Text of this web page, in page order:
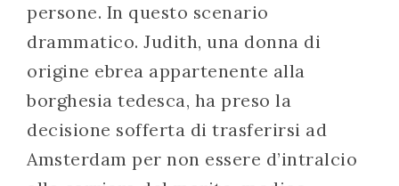
persone. In questo scenario
drammatico. Judith, una donna di
origine ebrea appartenente alla
borghesia tedesca, ha preso la
decisione sofferta di trasferirsi ad
Amsterdam per non essere d’intralcio